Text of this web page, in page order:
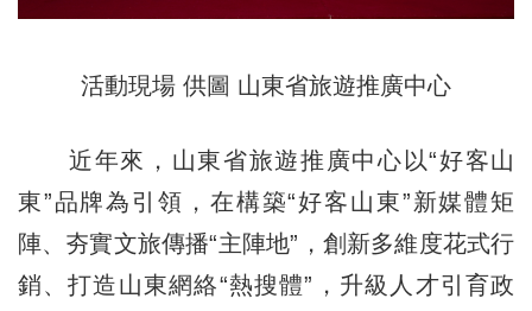
活動現場 供圖 山東省旅遊推廣中心
近年來，山東省旅遊推廣中心以“好客山
東”品牌為引領，在構築“好客山東”新媒體矩
陣、夯實文旅傳播“主陣地”，創新多維度花式行
銷、打造山東網絡“熱搜體”，升級人才引育政